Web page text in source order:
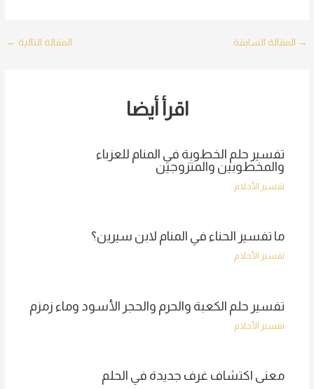
Post
→ المقالة السابقة المقالة التالية ←
اقرأ أيضا
تفسير حلم الخطوبة في المنام للعزباء
والمخطوبين والمتزوجين
تفسير الأحلام
ما تفسير الحناء في المنام لابن سيرين؟
تفسير الأحلام
تفسير حلم الكعبة والحرم والحجر الأسود وماء زمزم
تفسير الأحلام
معنى اكتشاف غرف جديدة في الحلم